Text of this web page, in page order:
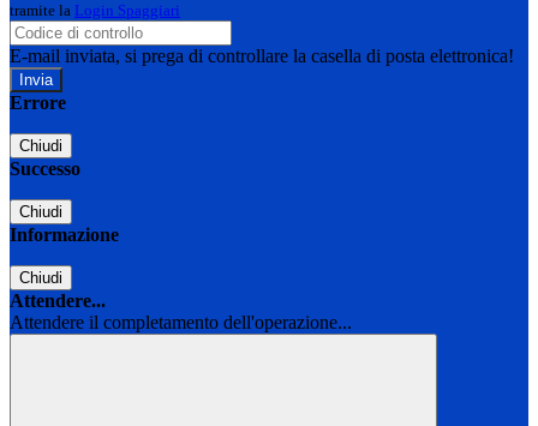
tramite la Login Spaggiari
E-mail inviata, si prega di controllare la casella di posta elettronica!
Errore
Chiudi
Successo
Chiudi
Informazione
Chiudi
Attendere...
Attendere il completamento dell'operazione...